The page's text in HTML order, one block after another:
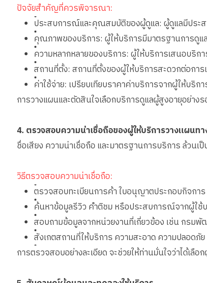
ปัจจัยสำคัญที่ควรพิจารณา:
•
ประสบการณ์และคุณสมบัติของผู้ดูแล: ผู้ดูแลมีประ
•
คุณภาพของบริการ: ผู้ให้บริการมีมาตรฐานการดูแ
•
ความหลากหลายของบริการ: ผู้ให้บริการเสนอบริก
•
สถานที่ตั้ง: สถานที่ตั้งของผู้ให้บริการสะดวกต่อการ
•
ค่าใช้จ่าย: เปรียบเทียบราคาค่าบริการจากผู้ให้บริ
การวางแผนและตัดสินใจเลือกบริการดูแลผู้สูงอายุอย่า
4. ตรวจสอบความน่าเชื่อถือของผู้ให้บริการวางแผนท
ชื่อเสียง ความน่าเชื่อถือ และมาตรฐานการบริการ ล้ว
วิธีตรวจสอบความน่าเชื่อถือ:
•
ตรวจสอบทะเบียนการค้า ใบอนุญาตประกอบกิจกา
•
ค้นหาข้อมูลรีวิว คำติชม หรือประสบการณ์จากผู้ใช้
•
สอบถามข้อมูลจากหน่วยงานที่เกี่ยวข้อง เช่น กรม
•
สังเกตสถานที่ให้บริการ ความสะอาด ความปลอดภั
•
การตรวจสอบอย่างละเอียด จะช่วยให้ท่านมั่นใจว่าได้เ